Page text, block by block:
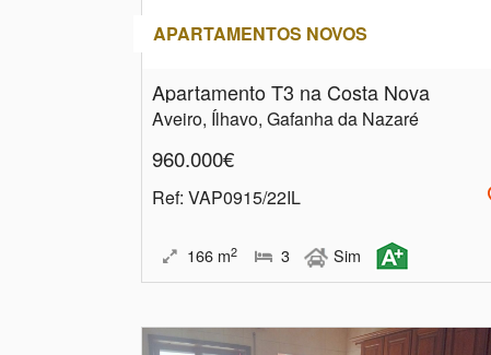
APARTAMENTOS NOVOS
Apartamento T3 na Costa Nova
Aveiro, Ílhavo, Gafanha da Nazaré
960.000€
Ref: VAP0915/22IL
166 m2 3 Sim